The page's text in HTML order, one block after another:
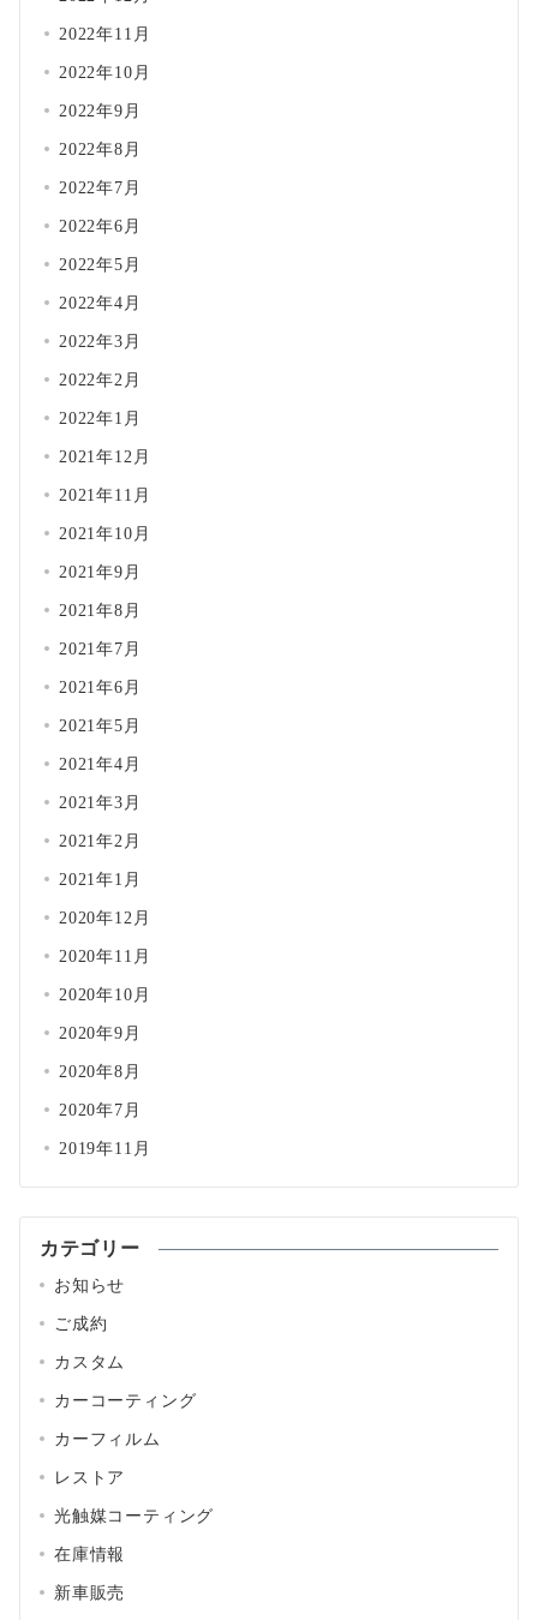
2022年11月
2022年10月
2022年9月
2022年8月
2022年7月
2022年6月
2022年5月
2022年4月
2022年3月
2022年2月
2022年1月
2021年12月
2021年11月
2021年10月
2021年9月
2021年8月
2021年7月
2021年6月
2021年5月
2021年4月
2021年3月
2021年2月
2021年1月
2020年12月
2020年11月
2020年10月
2020年9月
2020年8月
2020年7月
2019年11月
カテゴリー
お知らせ
ご成約
カスタム
カーコーティング
カーフィルム
レストア
光触媒コーティング
在庫情報
新車販売